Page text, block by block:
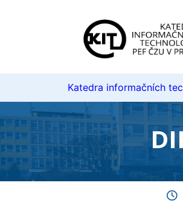
Katedra informačních